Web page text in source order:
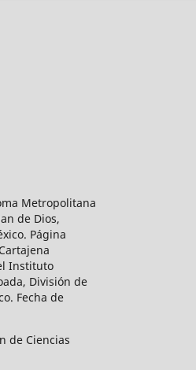
Metropolitana
de Dios,
Página
Instituto
División de
Fecha de
de Ciencias